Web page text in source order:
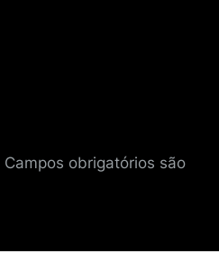
Campos obrigatórios são